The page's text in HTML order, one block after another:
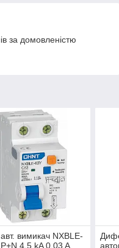
за домовленістю
вимикач NXBLE-
4.5 kA 0.03 A